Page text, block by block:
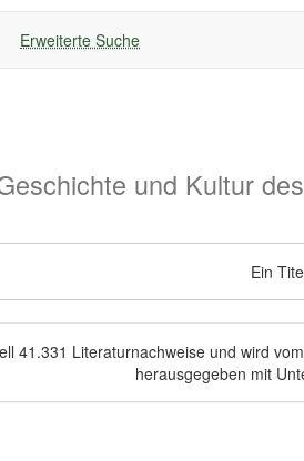
Erweiterte Suche
und Kultur
Ein
41.331 Literaturnachweise und wird vom
herausgegeben mit